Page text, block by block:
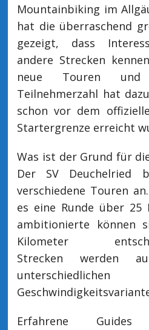
Mountainbiking im
hat die überraschend
gezeigt, dass
andere Strecken
neue Touren und
Teilnehmerzahl hat
schon vor dem
Startergrenze erreicht
Was ist der Grund für
Der SV Deuchelried
verschiedene Touren
es eine Runde über 25
ambitionierte können
Kilometer
Strecken werden
unterschiedlichen
Erfahrene